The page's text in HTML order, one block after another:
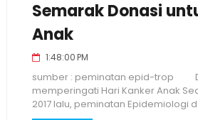
Semarak Donasi
Anak
1:48:00 PM
sumber : peminatan epid-trop
memperingati Hari Kanker Anak
2017 lalu, peminatan Epidemiologi